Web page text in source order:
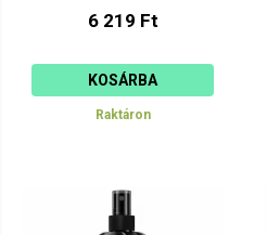
6 219 Ft
KOSÁRBA
Raktáron